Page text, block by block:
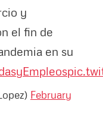
y
el fin de
en su
February